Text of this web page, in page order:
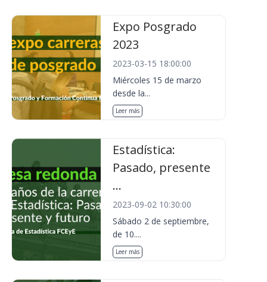
Expo Posgrado
2023
2023-03-15 18:00:00
Miércoles 15 de marzo
desde la...
Leer más
Estadística:
Pasado, presente
...
2023-09-02 10:30:00
Sábado 2 de septiembre,
de 10....
Leer más